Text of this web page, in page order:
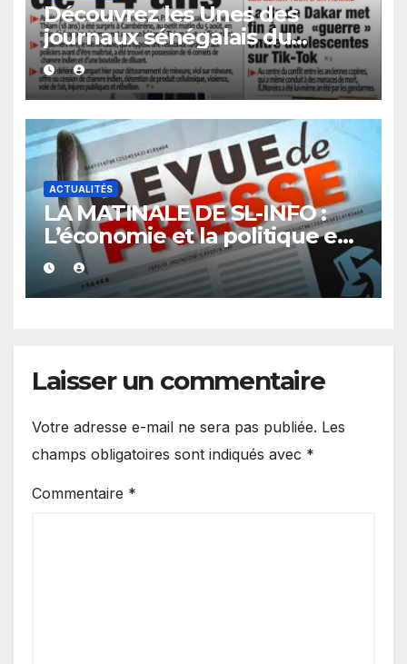
Découvrez les Unes des
journaux sénégalais du
vendredi 07 août 2026
ACTUALITÉS
LA MATINALE DE SL-INFO :
L’économie et la politique en
vedette
Laisser un commentaire
Votre adresse e-mail ne sera pas publiée. Les
champs obligatoires sont indiqués avec *
Commentaire *